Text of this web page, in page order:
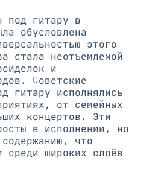
под гитару в
обусловлена
этого
стала неотъемлемой
и
Советские
гитару исполнялись
от семейных
концертов. Эти
в исполнении, но
что
среди широких слоёв